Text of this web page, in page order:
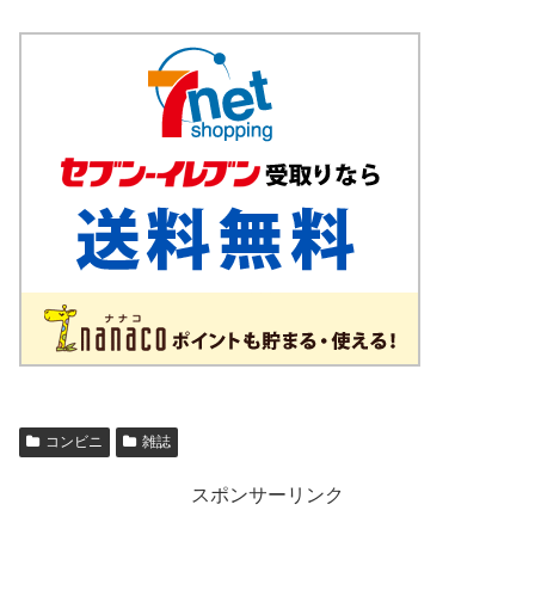
コンビニ 雑誌
スポンサーリンク